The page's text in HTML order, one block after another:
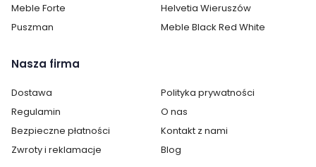
Meble Forte
Helvetia Wieruszów
Puszman
Meble Black Red White
Nasza firma
Dostawa
Polityka prywatności
Regulamin
O nas
Bezpieczne płatności
Kontakt z nami
Zwroty i reklamacje
Blog